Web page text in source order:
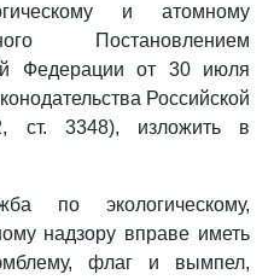
и атомному
Постановлением
Федерации от 30 июля
Российской
ст. 3348), изложить в
по экологическому,
надзору вправе иметь
флаг и вымпел,